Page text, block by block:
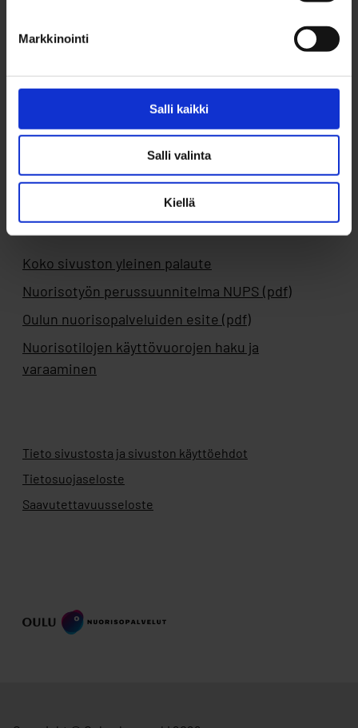
Markkinointi
Salli kaikki
Salli valinta
Kiellä
Byströmin Ohjaamo
Puhelin: 050 599 2293
Sähköposti:bystrom@ouka.fi
Jätä yhteydenottopyyntö
Koko sivuston yleinen palaute
Nuorisotyön perussuunnitelma NUPS (pdf)
Oulun nuorisopalveluiden esite (pdf)
Nuorisotilojen käyttövuorojen haku ja
varaaminen
Tieto sivustosta ja sivuston käyttöehdot
Tietosuojaseloste
Saavutettavuusseloste